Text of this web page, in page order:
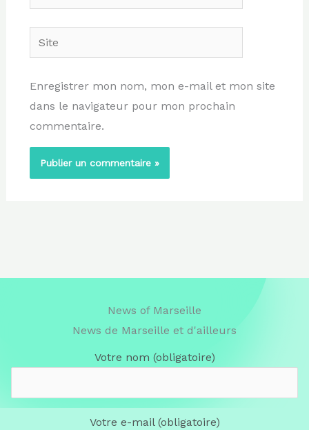
mail
Site
Enregistrer mon nom, mon e-mail et mon site
dans le navigateur pour mon prochain
commentaire.
News of Marseille
News de Marseille et d'ailleurs
Votre nom (obligatoire)
Votre e-mail (obligatoire)